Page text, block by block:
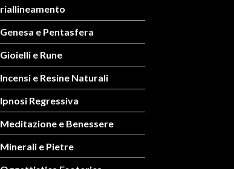
riallineamento
Genesa e Pentasfera
Gioielli e Rune
Incensi e Resine Naturali
Ipnosi Regressiva
Meditazione e Benessere
Minerali e Pietre